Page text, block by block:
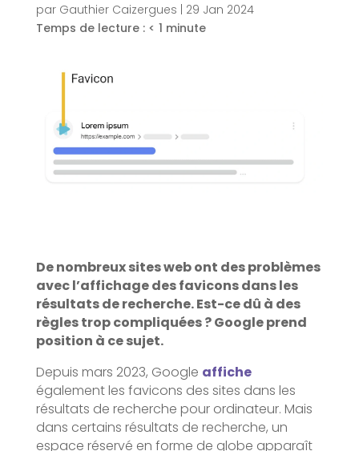
par Gauthier Caizergues
29 Jan 2024
Temps de lecture : < 1 minute
De nombreux sites web ont des problèmes
avec l’affichage des favicons dans les
résultats de recherche. Est-ce dû à des
règles trop compliquées ? Google prend
position à ce sujet.
Depuis mars 2023, Google affiche
également les favicons des sites dans les
résultats de recherche pour ordinateur. Mais
dans certains résultats de recherche, un
espace réservé en forme de globe apparaît